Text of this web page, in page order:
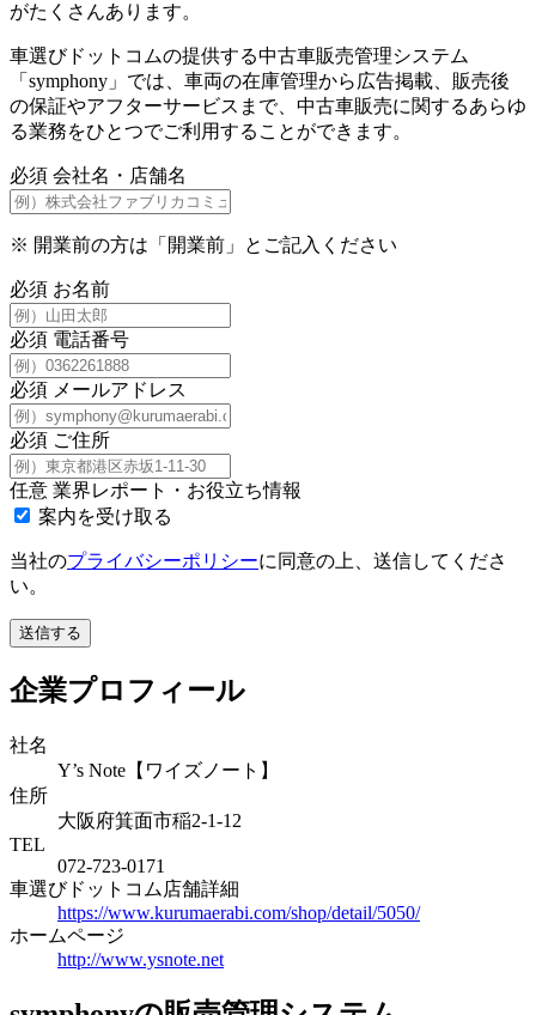
がたくさんあります。
車選びドットコムの提供する中古車販売管理システム
「symphony」では、車両の在庫管理から広告掲載、販売後
の保証やアフターサービスまで、中古車販売に関するあらゆ
る業務をひとつでご利用することができます。
必須 会社名・店舗名
※ 開業前の方は「開業前」とご記入ください
必須 お名前
必須 電話番号
必須 メールアドレス
必須 ご住所
任意 業界レポート・お役立ち情報
案内を受け取る
当社のプライバシーポリシーに同意の上、送信してくださ
い。
送信する
企業プロフィール
社名
Y’s Note【ワイズノート】
住所
大阪府箕面市稲2-1-12
TEL
072-723-0171
車選びドットコム店舗詳細
https://www.kurumaerabi.com/shop/detail/5050/
ホームページ
http://www.ysnote.net